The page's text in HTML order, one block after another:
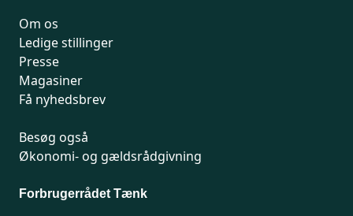
Om os
Ledige stillinger
Presse
Magasiner
Få nyhedsbrev
Besøg også
Økonomi- og gældsrådgivning
Forbrugerrådet Tænk